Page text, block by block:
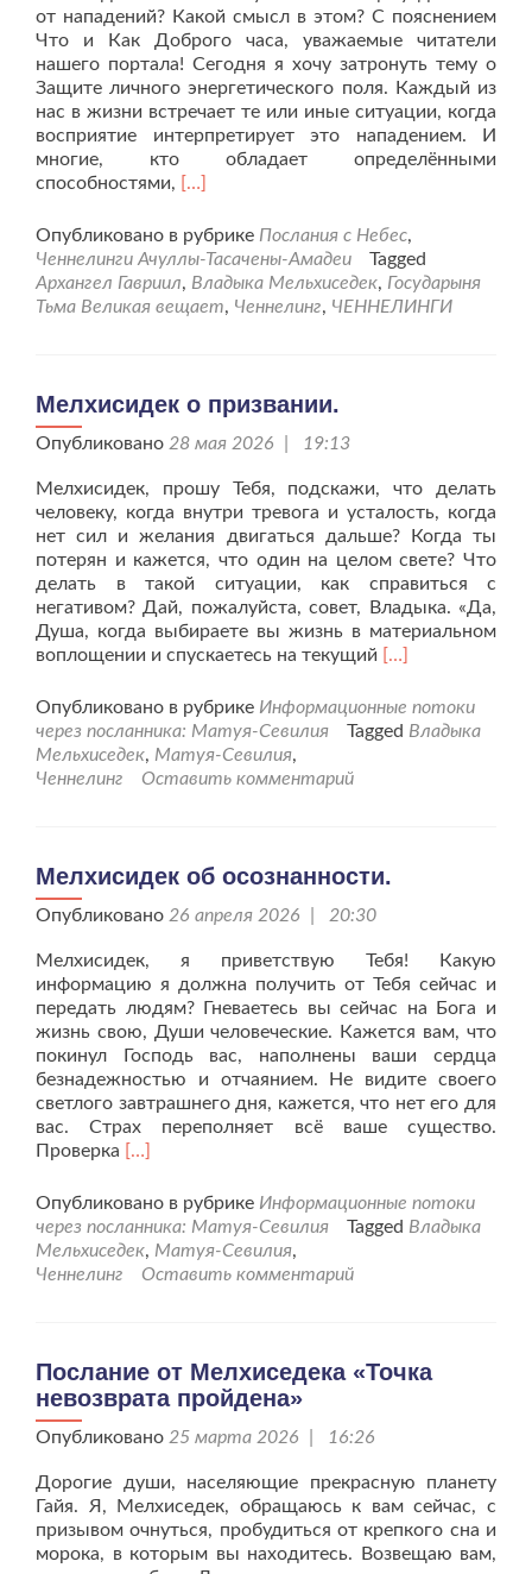
от нападений? Какой смысл в этом? С пояснением
Что и Как Доброго часа, уважаемые читатели
нашего портала! Сегодня я хочу затронуть тему о
Защите личного энергетического поля. Каждый из
нас в жизни встречает те или иные ситуации, когда
восприятие интерпретирует это нападением. И
многие, кто обладает определёнными
способностями, Читать
проИнформационный
поток
о
понимании
[…]
Опубликовано в рубрике Послания с Небес,
Ченнелинги Ачуллы-Тасачены-Амадеи
Tagged
Архангел Гавриил, Владыка Мельхиседек, Государыня
Тьма Великая вещает, Ченнелинг, ЧЕННЕЛИНГИ
Мелхисидек о призвании.
Опубликовано 28 мая 2026 | 19:13
Мелхисидек, прошу Тебя, подскажи, что делать
человеку, когда внутри тревога и усталость, когда
нет сил и желания двигаться дальше? Когда ты
потерян и кажется, что один на целом свете? Что
делать в такой ситуации, как справиться с
негативом? Дай, пожалуйста, совет, Владыка. «Да,
Душа, когда выбираете вы жизнь в материальном
воплощении и спускаетесь на текущий Читать
проМелхисидек
о
[…]
Опубликовано в рубрике Информационные потоки
через посланника: Матуя-Севилия
Tagged Владыка
Мельхиседек, Матуя-Севилия,
Ченнелинг
Оставить комментарий
Мелхисидек об осознанности.
Опубликовано 26 апреля 2026 | 20:30
Мелхисидек, я приветствую Тебя! Какую
информацию я должна получить от Тебя сейчас и
передать людям? Гневаетесь вы сейчас на Бога и
жизнь свою, Души человеческие. Кажется вам, что
покинул Господь вас, наполнены ваши сердца
безнадежностью и отчаянием. Не видите своего
светлого завтрашнего дня, кажется, что нет его для
вас. Страх переполняет всё ваше существо.
Проверка Читать
проМелхисидек
об
осознанности.
[…]
Опубликовано в рубрике Информационные потоки
через посланника: Матуя-Севилия
Tagged Владыка
Мельхиседек, Матуя-Севилия,
Ченнелинг
Оставить комментарий
Послание от Мелхиседека «Точка
невозврата пройдена»
Опубликовано 25 марта 2026 | 16:26
Дорогие души, населяющие прекрасную планету
Гайя. Я, Мелхиседек, обращаюсь к вам сейчас, с
призывом очнуться, пробудиться от крепкого сна и
морока, в которым вы находитесь. Возвещаю вам,